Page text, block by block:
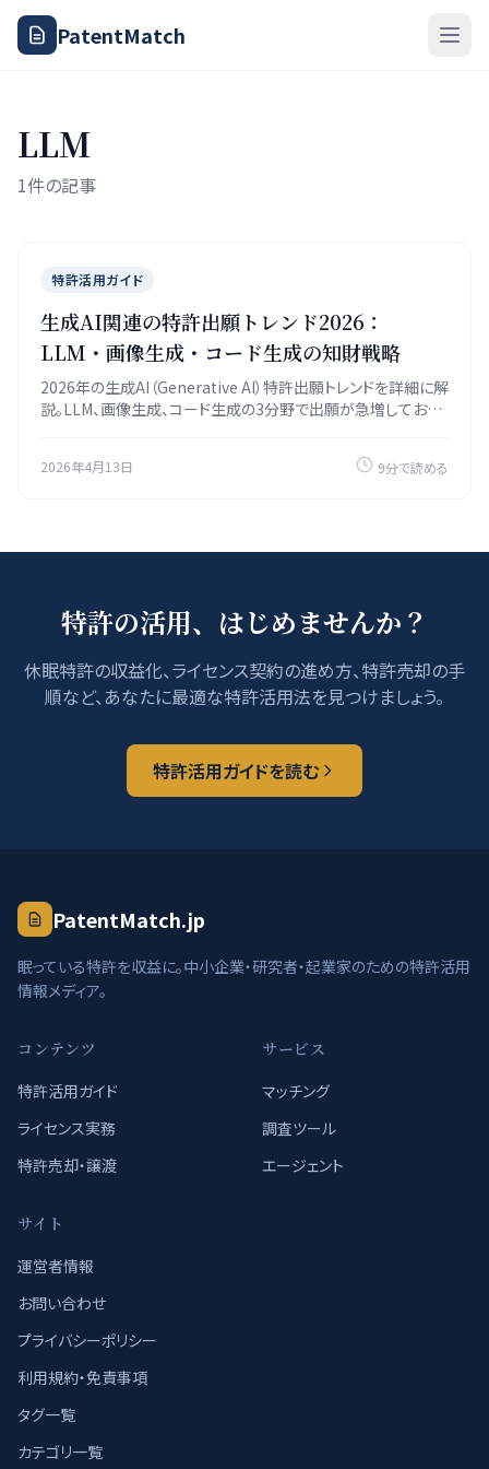
PatentMatch
LLM
1件の記事
特許活用ガイド
生成AI関連の特許出願トレンド2026：
LLM・画像生成・コード生成の知財戦略
2026年の生成AI（Generative AI）特許出願トレンドを詳細に解
説。LLM、画像生成、コード生成の3分野で出願が急増しており、
2026年4月13日 9分で読める
特許の活用、はじめませんか？
休眠特許の収益化、ライセンス契約の進め方、特許売却の手
順など、あなたに最適な特許活用法を見つけましょう。
特許活用ガイドを読む
PatentMatch.jp
眠っている特許を収益に。中小企業・研究者・起業家のための特許活用
情報メディア。
コンテンツ
特許活用ガイド
ライセンス実務
特許売却・譲渡
サービス
マッチング
調査ツール
エージェント
サイト
運営者情報
お問い合わせ
プライバシーポリシー
利用規約・免責事項
タグ一覧
カテゴリ一覧